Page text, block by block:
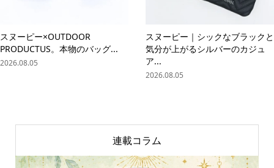
スヌーピー×OUTDOOR
PRODUCTUS。本物のバッグ...
2026.08.05
スヌーピー｜シックなブラックと
気分が上がるシルバーのカジュ
ア...
2026.08.05
連載コラム